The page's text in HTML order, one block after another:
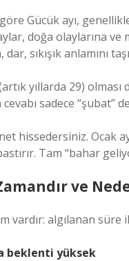
Gücük ayı,
doğa olaylarına ve
sıkışık anlamını
yıllarda 29)
sadece “şubat”
hissedersiniz. Ocak
Tam “bahar
ve
vardır: algılanan
beklenti yüksek